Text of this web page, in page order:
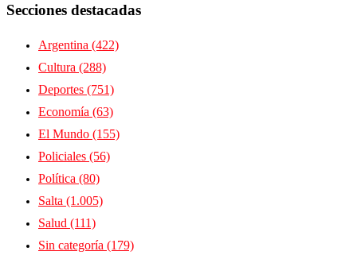
Secciones destacadas
Argentina (422)
Cultura (288)
Deportes (751)
Economía (63)
El Mundo (155)
Policiales (56)
Política (80)
Salta (1.005)
Salud (111)
Sin categoría (179)